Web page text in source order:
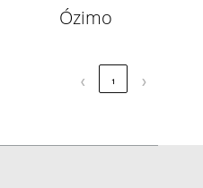
Ózimo
❮ 1 ❯